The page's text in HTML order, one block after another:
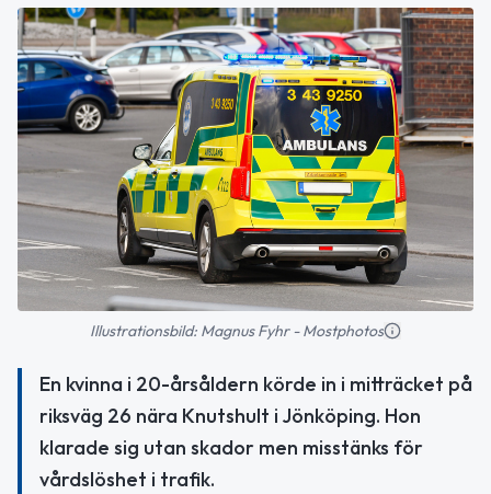
Illustrationsbild: Magnus Fyhr - Mostphotos
En kvinna i 20-årsåldern körde in i mitträcket på
riksväg 26 nära Knutshult i Jönköping. Hon
klarade sig utan skador men misstänks för
vårdslöshet i trafik.